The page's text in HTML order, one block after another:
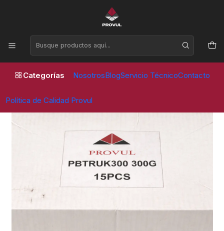
Categorías NosotrosBlogServicio TécnicoContacto
Política de Calidad Provul
Horario de atención Lunes a Viernes de 09:00 a 17:30 horas
Inicio Contrapesos